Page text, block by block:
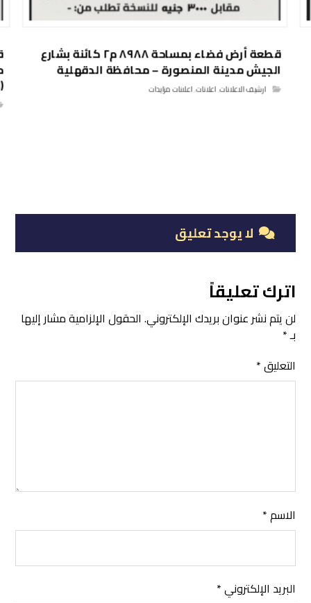
قطعة أرض فضاء بمساحة ٨٩٨٨ م٢ كائنة بشارع
الجيش مدينة المنصورة – محافظة الدقهلية
ارشيف الاعلانات,اعلانات,اعلانات مزايدات
لا يوجد تعليق
اترك تعليقاً
لن يتم نشر عنوان بريدك الإلكتروني. الحقول الإلزامية مشار إليها
بـ*
التعليق*
الاسم*
البريد الإلكتروني*